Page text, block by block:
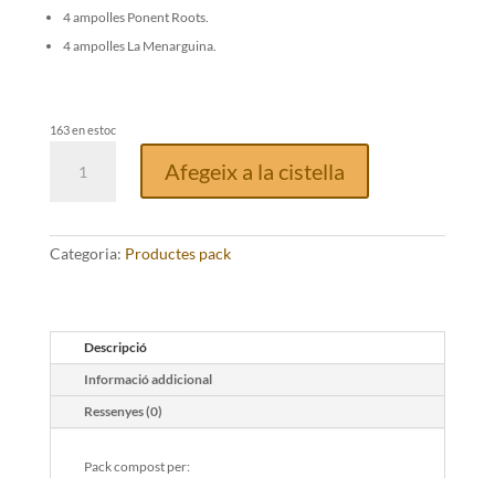
4 ampolles Ponent Roots.
4 ampolles La Menarguina.
163 en estoc
12
unitats
Afegeix a la cistella
Categoria: Productes pack
Descripció
Informació addicional
Ressenyes (0)
Pack compost per: